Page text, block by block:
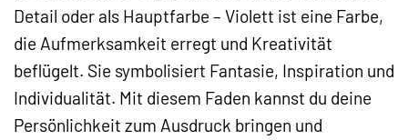
Detail oder als Hauptfarbe – Violett ist eine Farbe,
die Aufmerksamkeit erregt und Kreativität
beflügelt. Sie symbolisiert Fantasie, Inspiration und
Individualität. Mit diesem Faden kannst du deine
Persönlichkeit zum Ausdruck bringen und